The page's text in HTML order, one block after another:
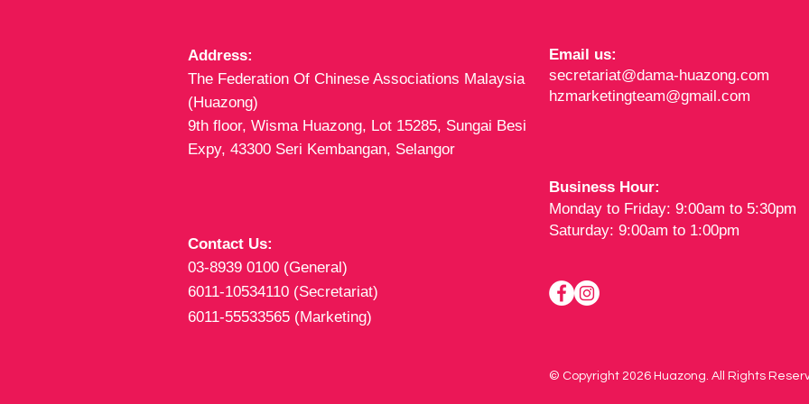
Address:
The Federation Of Chinese Associations Malaysia
(Huazong)
9th floor, Wisma Huazong, Lot 15285, Sungai Besi
Expy, 43300 Seri Kembangan, Selangor
Email us:
secretariat@dama-huazong.com
hzmarketingteam@gmail.com
Contact Us:
03-8939 0100 (General)
6011-10534110 (Secretariat)
6011-55533565 (Marketing)
Business Hour:
Monday to Friday: 9:00am to 5:30pm
Saturday: 9:00am to 1:00pm
© Copyright 2026 Huazong. All Rights